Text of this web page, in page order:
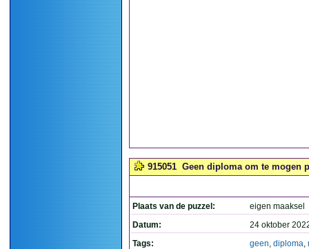
915051 Geen diploma om te mogen
Plaats van de puzzel:
eigen maaksel
Datum:
24 oktober
Tags:
geen, diploma,